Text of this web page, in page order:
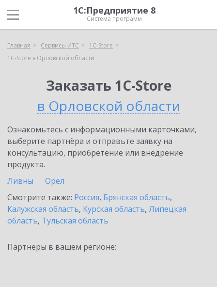
1С:Предприятие 8
Система программ
Главная Сервисы ИТС
1C-Store
1C-Store в Орловской области
Заказать 1C-Store
в Орловской области
Ознакомьтесь с информационными карточками,
выберите партнёра и отправьте заявку на
консультацию, приобретение или внедрение
продукта.
Ливны
Орел
Смотрите также: Россия, Брянская область,
Калужская область, Курская область, Липецкая
область, Тульская область
Партнеры в вашем регионе: